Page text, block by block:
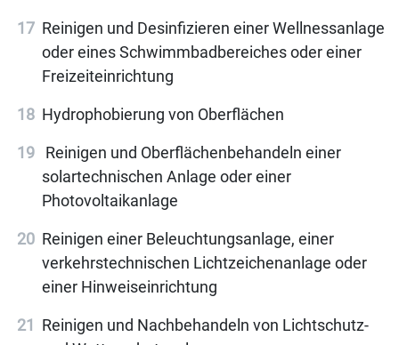
Reinigen und Desinfizieren einer Wellnessanlage
oder eines Schwimmbadbereiches oder einer
Freizeiteinrichtung
Hydrophobierung von Oberflächen
Reinigen und Oberflächenbehandeln einer
solartechnischen Anlage oder einer
Photovoltaikanlage
Reinigen einer Beleuchtungsanlage, einer
verkehrstechnischen Lichtzeichenanlage oder
einer Hinweiseinrichtung
Reinigen und Nachbehandeln von Lichtschutz-